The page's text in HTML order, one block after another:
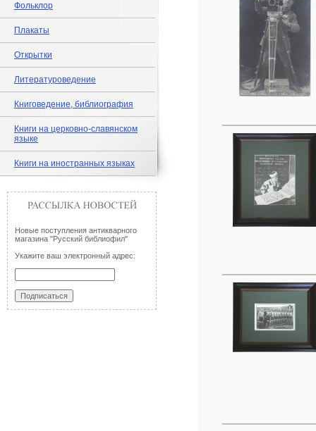
Фольклор
Плакаты
Открытки
Литературоведение
Книговедение, библиография
Книги на церковно-славянском
языке
Книги на иностранных языках
Новые поступления антикварного
магазина "Русский библиофил"
Укажите ваш электронный адрес: